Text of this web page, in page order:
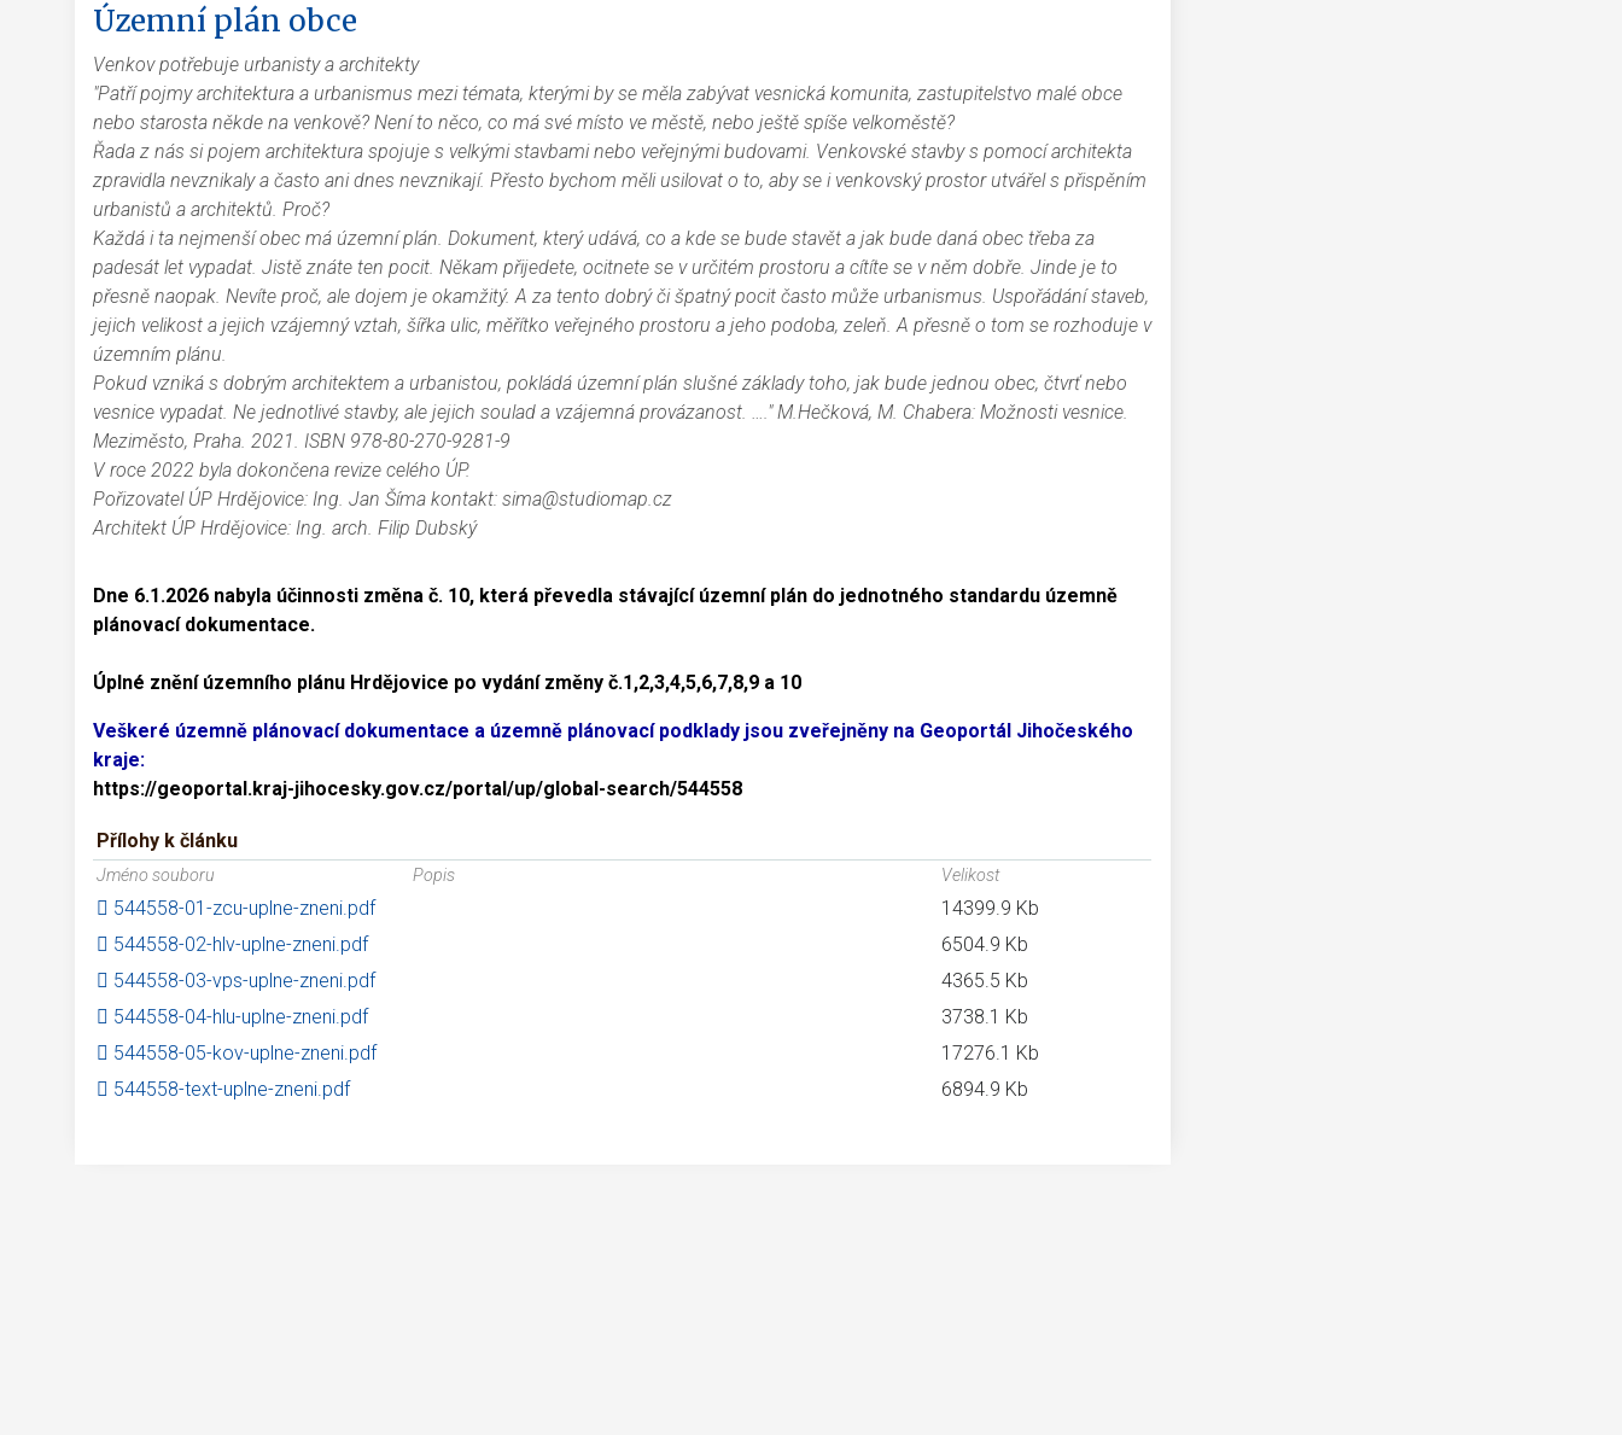
Územní plán obce
Venkov potřebuje urbanisty a architekty
"Patří pojmy architektura a urbanismus mezi témata, kterými by se měla zabývat vesnická komunita, zastupitelstvo malé obce
nebo starosta někde na venkově? Není to něco, co má své místo ve městě, nebo ještě spíše velkoměstě?
Řada z nás si pojem architektura spojuje s velkými stavbami nebo veřejnými budovami. Venkovské stavby s pomocí architekta
zpravidla nevznikaly a často ani dnes nevznikají. Přesto bychom měli usilovat o to, aby se i venkovský prostor utvářel s přispěním
urbanistů a architektů. Proč?
Každá i ta nejmenší obec má územní plán. Dokument, který udává, co a kde se bude stavět a jak bude daná obec třeba za
padesát let vypadat. Jistě znáte ten pocit. Někam přijedete, ocitnete se v určitém prostoru a cítíte se v něm dobře. Jinde je to
přesně naopak. Nevíte proč, ale dojem je okamžitý. A za tento dobrý či špatný pocit často může urbanismus. Uspořádání staveb,
jejich velikost a jejich vzájemný vztah, šířka ulic, měřítko veřejného prostoru a jeho podoba, zeleň. A přesně o tom se rozhoduje v
územním plánu.
Pokud vzniká s dobrým architektem a urbanistou, pokládá územní plán slušné základy toho, jak bude jednou obec, čtvrť nebo
vesnice vypadat. Ne jednotlivé stavby, ale jejich soulad a vzájemná provázanost. …." M.Hečková, M. Chabera: Možnosti vesnice.
Meziměsto, Praha. 2021. ISBN 978-80-270-9281-9
V roce 2022 byla dokončena revize celého ÚP.
Pořizovatel ÚP Hrdějovice: Ing. Jan Šíma kontakt: sima@studiomap.cz
Architekt ÚP Hrdějovice: Ing. arch. Filip Dubský
Dne 6.1.2026 nabyla účinnosti změna č. 10, která převedla stávající územní plán do jednotného standardu územně
plánovací dokumentace.
Úplné znění územního plánu Hrdějovice po vydání změny č.1,2,3,4,5,6,7,8,9 a 10
Veškeré územně plánovací dokumentace a územně plánovací podklady jsou zveřejněny na Geoportál Jihočeského
kraje:
https://geoportal.kraj-jihocesky.gov.cz/portal/up/global-search/544558
Přílohy k článku
Jméno souboru Popis Velikost
544558-01-zcu-uplne-zneni.pdf
14399.9 Kb
544558-02-hlv-uplne-zneni.pdf
6504.9 Kb
544558-03-vps-uplne-zneni.pdf
4365.5 Kb
544558-04-hlu-uplne-zneni.pdf
3738.1 Kb
544558-05-kov-uplne-zneni.pdf
17276.1 Kb
544558-text-uplne-zneni.pdf
6894.9 Kb